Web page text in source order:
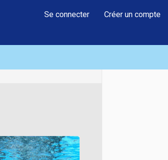
Se connecter Créer un compte